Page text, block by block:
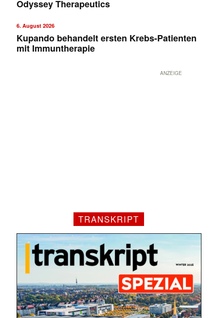
Mit dem |transkript-Newsletter
jede Woche aktuell informiert.
E-
Odyssey Therapeutics
6. August 2026
Kupando behandelt ersten Krebs-Patienten
mit Immuntherapie
ANZEIGE
TRANSKRIPT